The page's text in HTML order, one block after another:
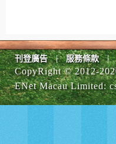
刊登廣告 | 服務條款 |
CopyRight © 2012-
ENet Macau Limited: